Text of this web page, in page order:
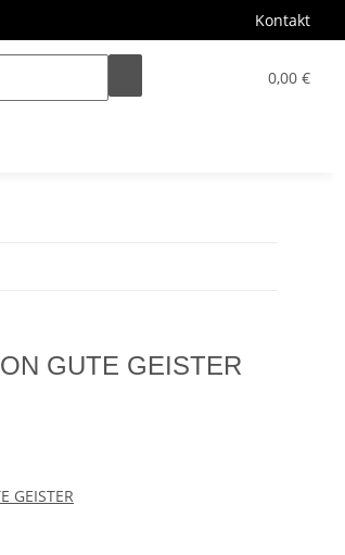
Kontakt
0,00 €
GUTE GEISTER
GEISTER